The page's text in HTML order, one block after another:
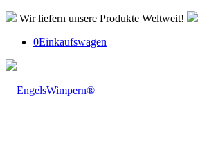
Wir liefern unsere Produkte Weltweit!
0Einkaufswagen